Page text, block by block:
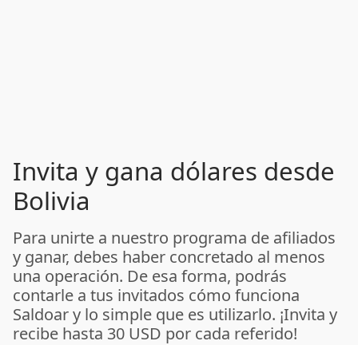
Invita y gana dólares desde
Bolivia
Para unirte a nuestro programa de afiliados
y ganar, debes haber concretado al menos
una operación. De esa forma, podrás
contarle a tus invitados cómo funciona
Saldoar y lo simple que es utilizarlo. ¡Invita y
recibe hasta 30 USD por cada referido!